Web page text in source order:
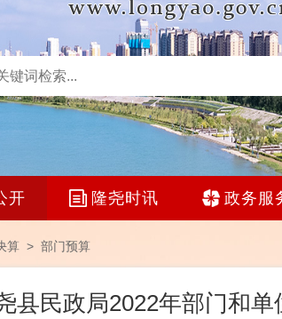
开 隆尧时讯 政务服
算 > 部门预算
县民政局2022年部门和单